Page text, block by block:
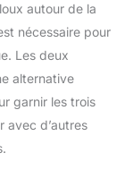
autour de la
nécessaire pour
Les deux
alternative
garnir les trois
avec d’autres